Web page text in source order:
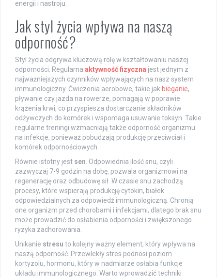
energii i nastroju.
Jak styl życia wpływa na naszą
odporność?
Styl życia odgrywa kluczową rolę w kształtowaniu naszej
odporności. Regularna aktywność fizyczna jest jednym z
najważniejszych czynników wpływających na nasz system
immunologiczny. Ćwiczenia aerobowe, takie jak bieganie,
pływanie czy jazda na rowerze, pomagają w poprawie
krążenia krwi, co przyspiesza dostarczanie składników
odżywczych do komórek i wspomaga usuwanie toksyn. Takie
regularne treningi wzmacniają także odporność organizmu
na infekcje, ponieważ pobudzają produkcję przeciwciał i
komórek odpornościowych.
Równie istotny jest sen . Odpowiednia ilość snu, czyli
zazwyczaj 7-9 godzin na dobę, pozwala organizmowi na
regenerację oraz odbudowę sił. W czasie snu zachodzą
procesy, które wspierają produkcję cytokin, białek
odpowiedzialnych za odpowiedź immunologiczną. Chronią
one organizm przed chorobami i infekcjami, dlatego brak snu
może prowadzić do osłabienia odporności i zwiększonego
ryzyka zachorowania.
Unikanie stresu to kolejny ważny element, który wpływa na
naszą odporność. Przewlekły stres podnosi poziom
kortyzolu, hormonu, który w nadmiarze osłabia funkcje
układu immunologicznego. Warto wprowadzić techniki